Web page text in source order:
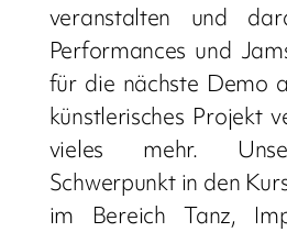
veranstalten und
Performances und
für die nächste Demo
künstlerisches Projekt
vieles mehr.
Schwerpunkt in den
im Bereich Tanz,